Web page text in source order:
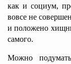
как и социум,
вовсе не
и положено
самого.
Можно